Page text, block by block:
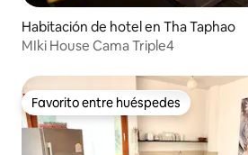
Habitación de hotel en Tha Taphao
MIki House Cama Triple4
Favorito entre huéspedes
Favorito entre huéspedes